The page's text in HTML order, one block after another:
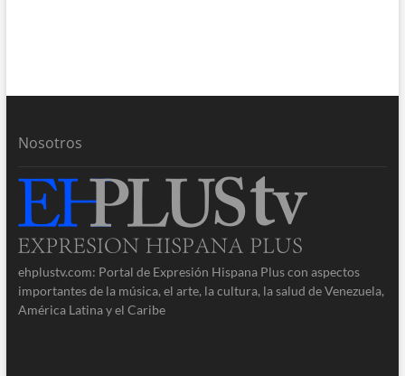
Nosotros
ehplustv.com: Portal de Expresión Hispana Plus con aspectos
importantes de la música, el arte, la cultura, la salud de Venezuela,
América Latina y el Caribe